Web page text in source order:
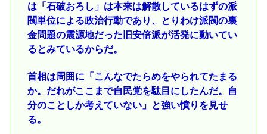
は「石破おろし」は本来は解散しているはずの派
閥単位による政治行動であり、とりわけ派閥の裏
金問題の震源地だった旧安倍派が活発に動いてい
るとみているからだ。
首相は周囲に「こんなでたらめをやられてたまる
か。だれがここまで自民党を駄目にしたんだ。自
分のことしか考えていない」と強い憤りを見せ
る。